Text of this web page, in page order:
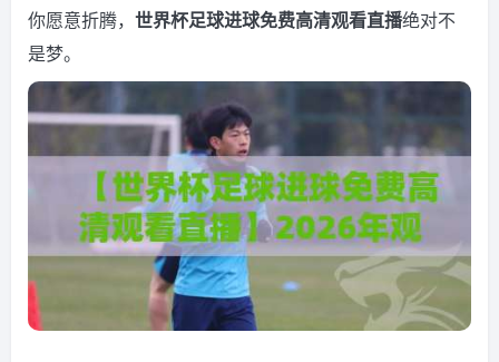
你愿意折腾， 世界杯足球进球免费高清观看直播绝对不
是梦。